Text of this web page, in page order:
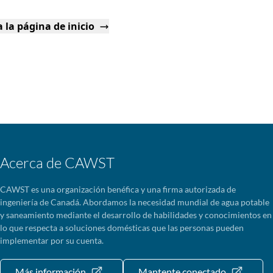
la página de inicio
Acerca de CAWST
CAWST es una organización benéfica y una firma autorizada de
ingeniería de Canadá. Abordamos la necesidad mundial de agua potable
y saneamiento mediante el desarrollo de habilidades y conocimientos en
lo que respecta a soluciones domésticas que las personas pueden
implementar por su cuenta.